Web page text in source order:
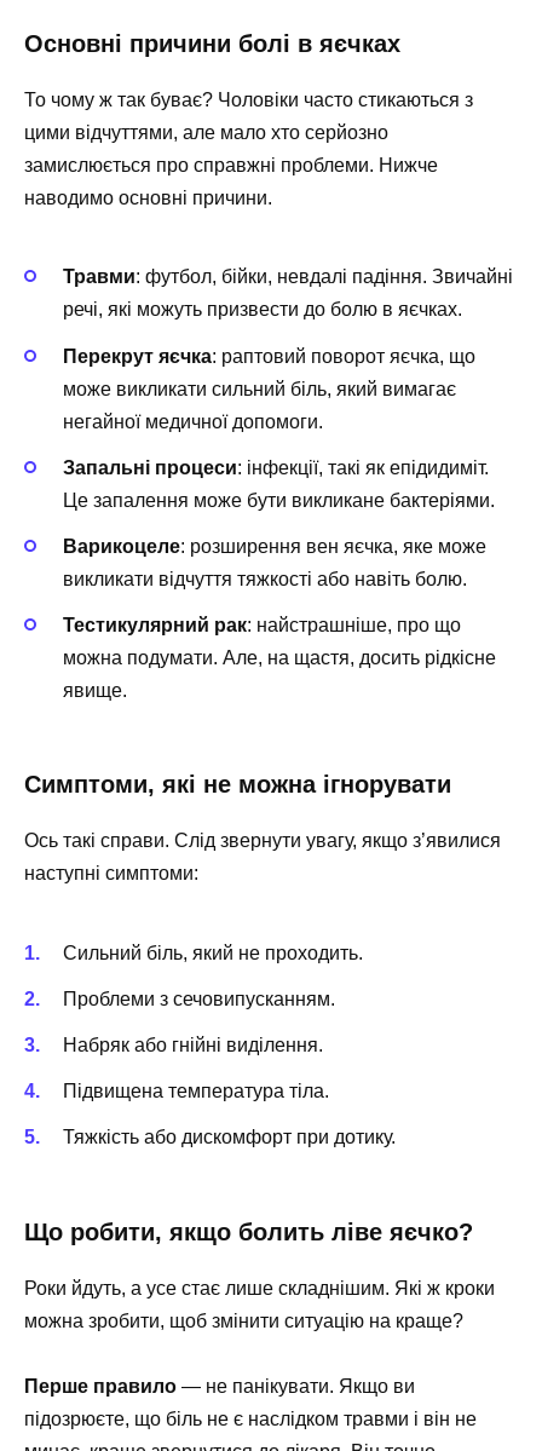
Основні причини болі в яєчках
То чому ж так буває? Чоловіки часто стикаються з
цими відчуттями, але мало хто серйозно
замислюється про справжні проблеми. Нижче
наводимо основні причини.
Травми: футбол, бійки, невдалі падіння. Звичайні
речі, які можуть призвести до болю в яєчках.
Перекрут яєчка: раптовий поворот яєчка, що
може викликати сильний біль, який вимагає
негайної медичної допомоги.
Запальні процеси: інфекції, такі як епідидиміт.
Це запалення може бути викликане бактеріями.
Варикоцеле: розширення вен яєчка, яке може
викликати відчуття тяжкості або навіть болю.
Тестикулярний рак: найстрашніше, про що
можна подумати. Але, на щастя, досить рідкісне
явище.
Симптоми, які не можна ігнорувати
Ось такі справи. Слід звернути увагу, якщо з’явилися
наступні симптоми:
Сильний біль, який не проходить.
Проблеми з сечовипусканням.
Набряк або гнійні виділення.
Підвищена температура тіла.
Тяжкість або дискомфорт при дотику.
Що робити, якщо болить ліве яєчко?
Роки йдуть, а усе стає лише складнішим. Які ж кроки
можна зробити, щоб змінити ситуацію на краще?
Перше правило — не панікувати. Якщо ви
підозрюєте, що біль не є наслідком травми і він не